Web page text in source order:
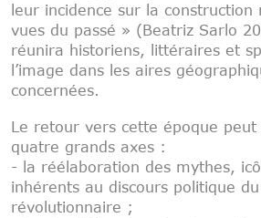
leur incidence sur la construction
vues du passé » (Beatriz Sarlo
réunira historiens, littéraires et
l’image dans les aires
concernées.
Le retour vers cette époque
quatre grands axes :
- la réélaboration des mythes,
inhérents au discours politique
révolutionnaire ;